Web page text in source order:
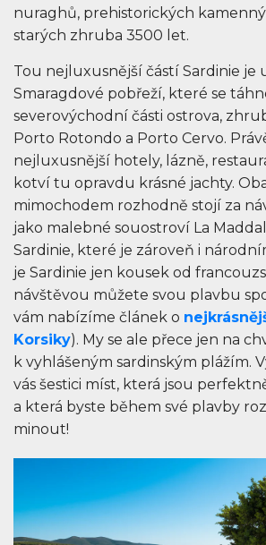
nuraghů, prehistorických
starých zhruba 3500 let.
Tou nejluxusnější částí Sardinie je
Smaragdové pobřeží, které se
severovýchodní části ostrova,
Porto Rotondo a Porto Cervo.
nejluxusnější hotely, lázně,
kotví tu opravdu krásné jachty.
mimochodem rozhodně stojí za
jako malebné souostroví La
Sardinie, které je zároveň i
je Sardinie jen kousek od
návštěvou můžete svou plavbu
vám nabízíme článek o
Korsiky). My se ale přece jen na
k vyhlášeným sardinským plážím.
vás šestici míst, která jsou
a která byste během své plavby
minout!